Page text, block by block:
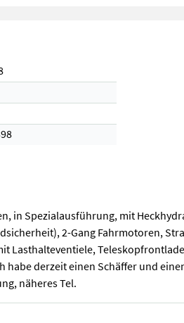
in Spezialausführung, mit
2-Gang Fahrmotoren,
Lasthalteventiele,
habe derzeit einen Schäffer und
näheres Tel.
in Spezialausführung, mit